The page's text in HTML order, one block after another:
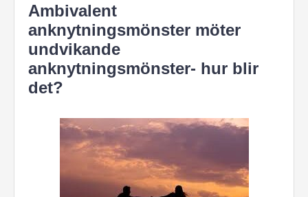
Ambivalent
anknytningsmönster möter
undvikande
anknytningsmönster- hur blir
det?